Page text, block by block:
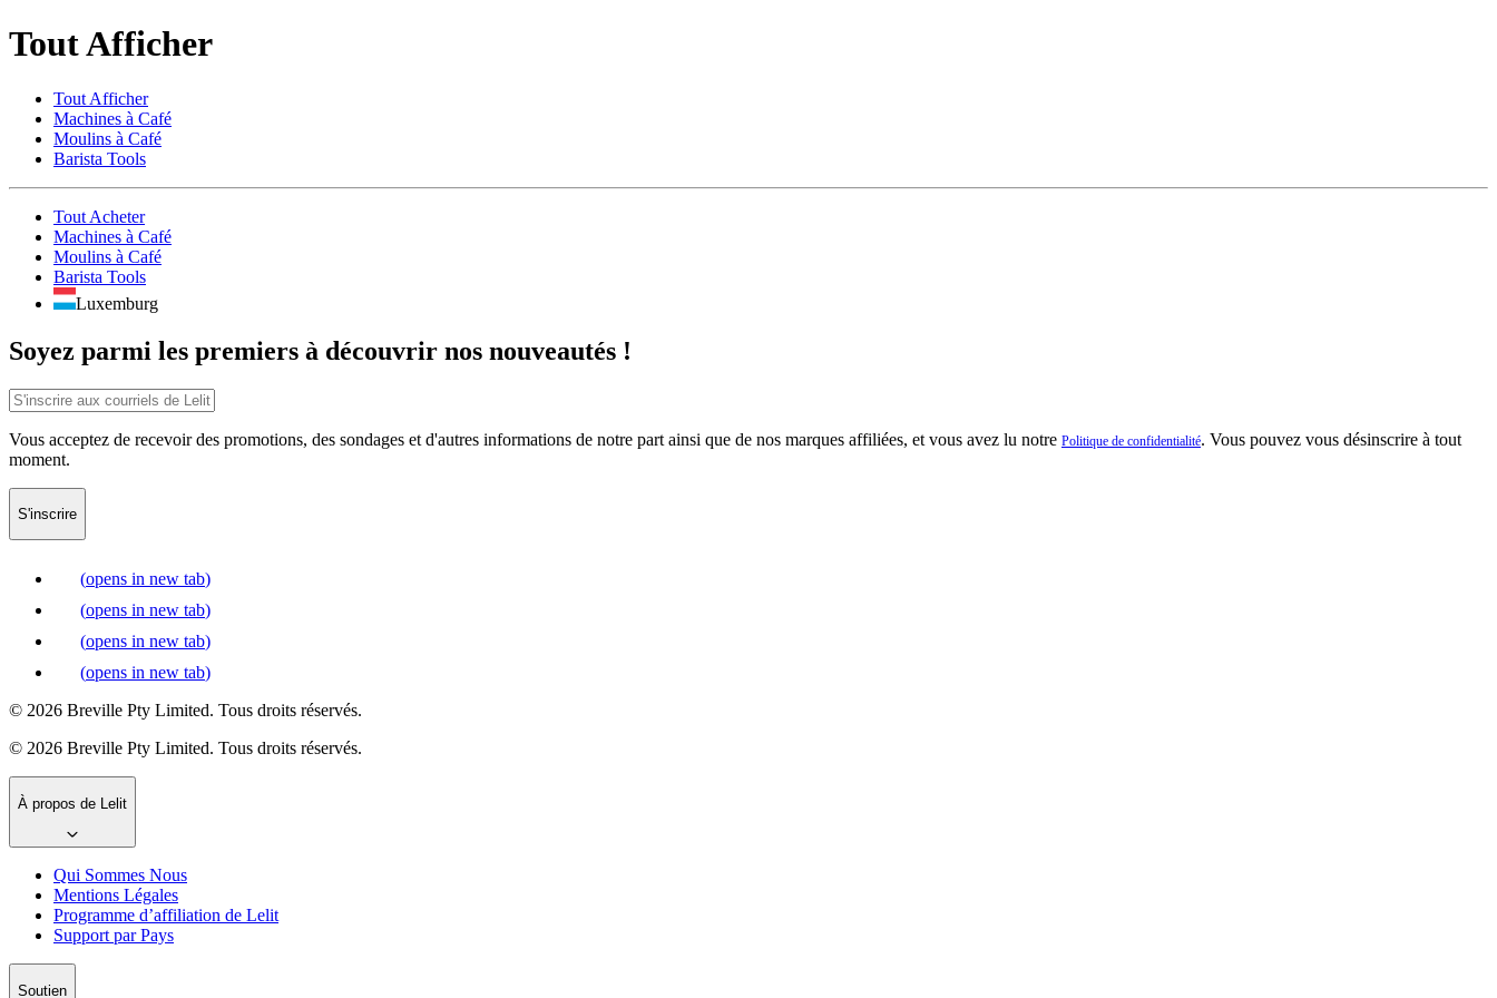
Tout Afficher
Tout Afficher
Machines à Café
Moulins à Café
Barista Tools
Tout Acheter
Machines à Café
Moulins à Café
Barista Tools
Luxemburg
Soyez parmi les premiers à découvrir nos nouveautés !
Vous acceptez de recevoir des promotions, des sondages et d'autres informations de notre part ainsi que de nos marques affiliées, et vous avez lu notre Politique de confidentialité. Vous pouvez vous désinscrire à tout
moment.
S'inscrire
(opens in new tab)
(opens in new tab)
(opens in new tab)
(opens in new tab)
© 2026 Breville Pty Limited. Tous droits réservés.
© 2026 Breville Pty Limited. Tous droits réservés.
À propos de Lelit
Qui Sommes Nous
Mentions Légales
Programme d’affiliation de Lelit
Support par Pays
Soutien